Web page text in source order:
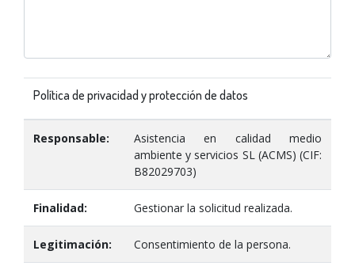
Política de privacidad y protección de datos
Responsable:
Asistencia en calidad medio
ambiente y servicios SL (ACMS) (CIF:
B82029703)
Finalidad: Gestionar la solicitud realizada.
Legitimación: Consentimiento de la persona.